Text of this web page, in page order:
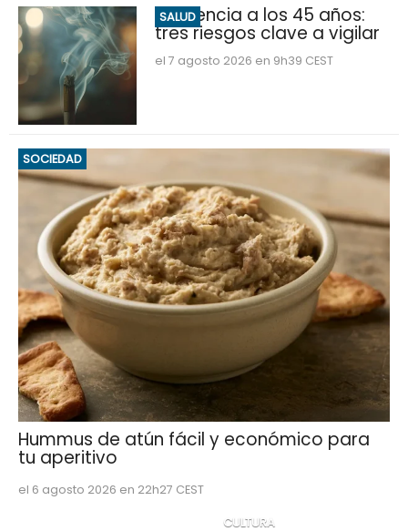
SALUD
Demencia a los 45 años:
tres riesgos clave a vigilar
el 7 agosto 2026 en 9h39 CEST
SOCIEDAD
Hummus de atún fácil y económico para
tu aperitivo
el 6 agosto 2026 en 22h27 CEST
CULTURA